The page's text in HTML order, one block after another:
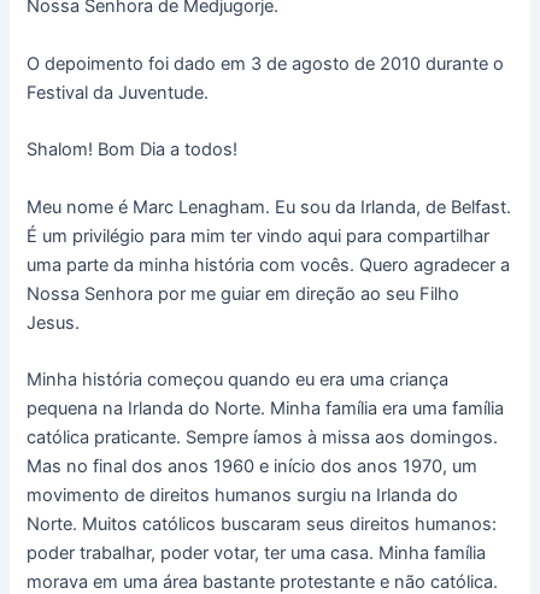
Nossa Senhora de Medjugorje.
O depoimento foi dado em 3 de agosto de 2010 durante o
Festival da Juventude.
Shalom! Bom Dia a todos!
Meu nome é Marc Lenagham. Eu sou da Irlanda, de Belfast.
É um privilégio para mim ter vindo aqui para compartilhar
uma parte da minha história com vocês. Quero agradecer a
Nossa Senhora por me guiar em direção ao seu Filho
Jesus.
Minha história começou quando eu era uma criança
pequena na Irlanda do Norte. Minha família era uma família
católica praticante. Sempre íamos à missa aos domingos.
Mas no final dos anos 1960 e início dos anos 1970, um
movimento de direitos humanos surgiu na Irlanda do
Norte. Muitos católicos buscaram seus direitos humanos:
poder trabalhar, poder votar, ter uma casa. Minha família
morava em uma área bastante protestante e não católica.